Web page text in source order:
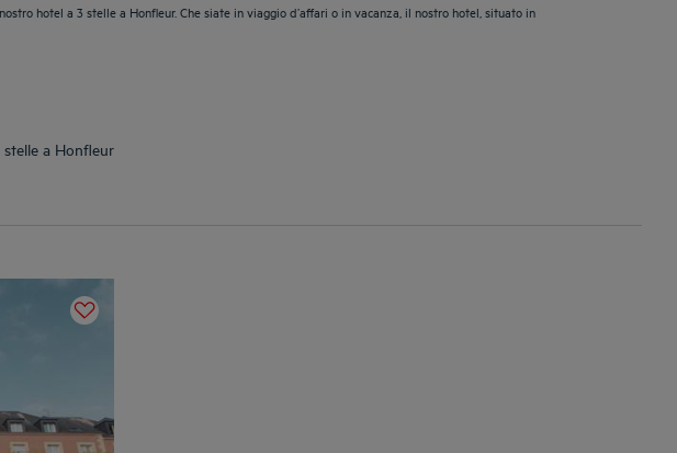
hotel a 3 stelle a Honfleur. Che siate in viaggio d’affari o in vacanza, il nostro hotel, situato in
a Honfleur